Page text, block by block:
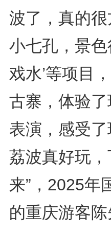
波了，真的
小七孔，景色
戏水’等项目
古寨，体验
表演，感受
荔波真好玩
来”，2025年
的重庆游客陈